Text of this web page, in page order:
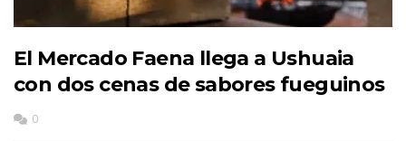
El Mercado Faena llega a Ushuaia
con dos cenas de sabores fueguinos
0